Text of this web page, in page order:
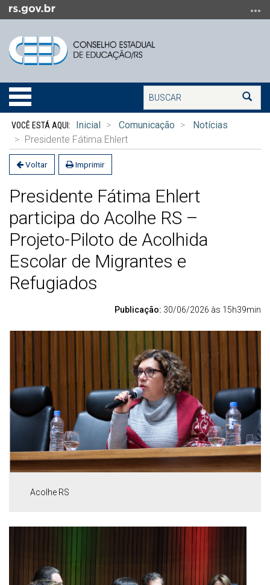
para
conteúdo
menu
para
busca
Alterna
a
navegação
Buscar
Início
conteúdo
Inicial Comunicação
Notícias
Presidente Fátima Ehlert
Voltar Imprimir
Presidente Fátima Ehlert
participa do Acolhe RS –
Projeto-Piloto de Acolhida
Escolar de Migrantes e
Refugiados
Publicação: 30/06/2026 às 15h39min
Acolhe RS